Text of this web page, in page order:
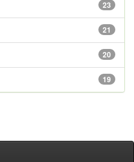
23
21
20
19